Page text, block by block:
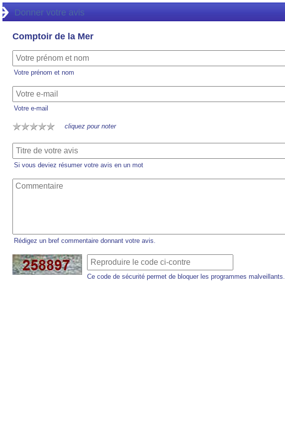
Donner votre avis
Comptoir de la Mer
Votre prénom et nom
Votre e-mail
cliquez pour noter
Si vous deviez résumer votre avis en un mot
Rédigez un bref commentaire donnant votre avis.
Ce code de sécurité permet de bloquer les programmes malveillants.